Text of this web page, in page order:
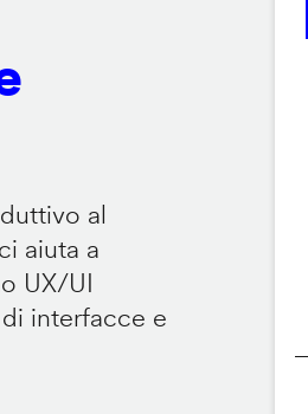
al
aiuta a
UX/UI
interfacce e